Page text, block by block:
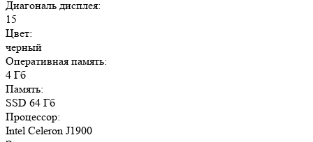
Диагональ дисплея:
15
Цвет:
черный
Оперативная память:
4 Гб
Память:
SSD 64 Гб
Процессор:
Intel Celeron J1900